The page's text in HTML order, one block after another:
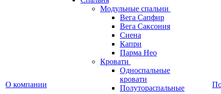
О компании
Модульные спальни
Вега Сапфир
Вега Саксония
Сиена
Капри
Парма Нео
Кровати
Односпальные
кровати
Полутораспальные